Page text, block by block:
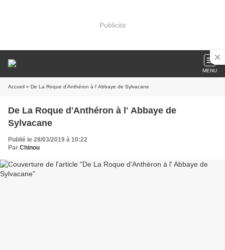
Publicité
MENU
Accueil » De La Roque d'Anthéron à l' Abbaye de Sylvacane
De La Roque d'Anthéron à l' Abbaye de
Sylvacane
Publié le 28/03/2019 à 10:22
Par Chinou